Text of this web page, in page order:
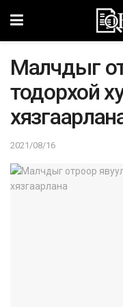
Малчдыг
тодорхой
2021/08/16